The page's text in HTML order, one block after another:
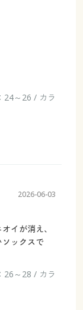
24～26 / カラ
2026-06-03
イが消え、
ックスで
26～28 / カラ